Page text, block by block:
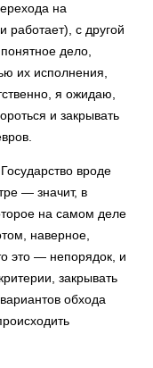
на
работает), с другой
дело,
их исполнения,
я ожидаю,
и закрывать
вроде
— значит, в
на самом деле
наверное,
это — непорядок, и
закрывать
обхода